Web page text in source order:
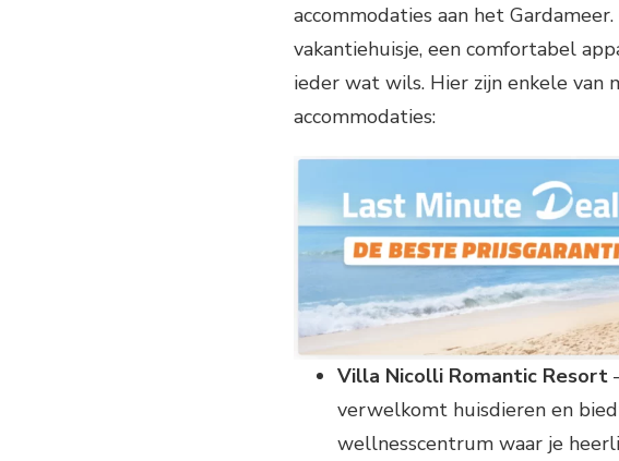
accommodaties aan het
vakantiehuisje, een comfortabel
ieder wat wils. Hier zijn enkele van
accommodaties:
Villa Nicolli Romantic Resort
verwelkomt huisdieren en
wellnesscentrum waar je